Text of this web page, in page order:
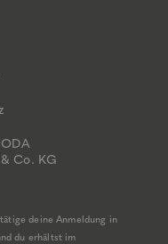
Co. KG
deine Anmeldung in
du erhältst im